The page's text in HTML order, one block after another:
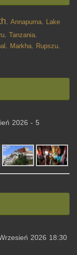
Annapurna
Lake
Tanzania
Markha Rupszu
2026 - 5
2026 18:30